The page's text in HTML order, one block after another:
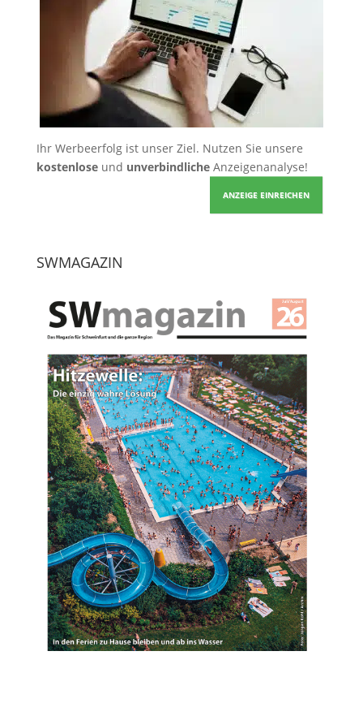
Ihr Werbeerfolg ist unser Ziel. Nutzen Sie unsere
kostenloseund unverbindlicheAnzeigenanalyse!
ANZEIGE EINREICHEN
SWMAGAZIN